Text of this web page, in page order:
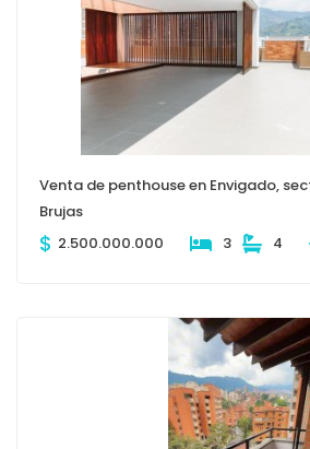
Venta de penthouse en Envigado,
Brujas
$ 2.500.000.000 3 4